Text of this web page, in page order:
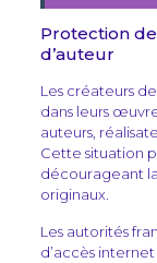
Protection
d’auteur
Les créateurs
dans leurs
auteurs,
Cette situation
décourageant
originaux.
Les autorités
d’accès